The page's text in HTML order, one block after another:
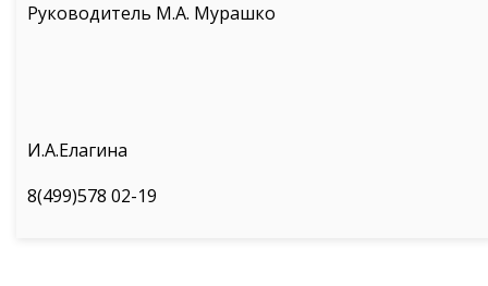
Руководитель М.А. Мурашко
И.А.Елагина
8(499)578 02-19